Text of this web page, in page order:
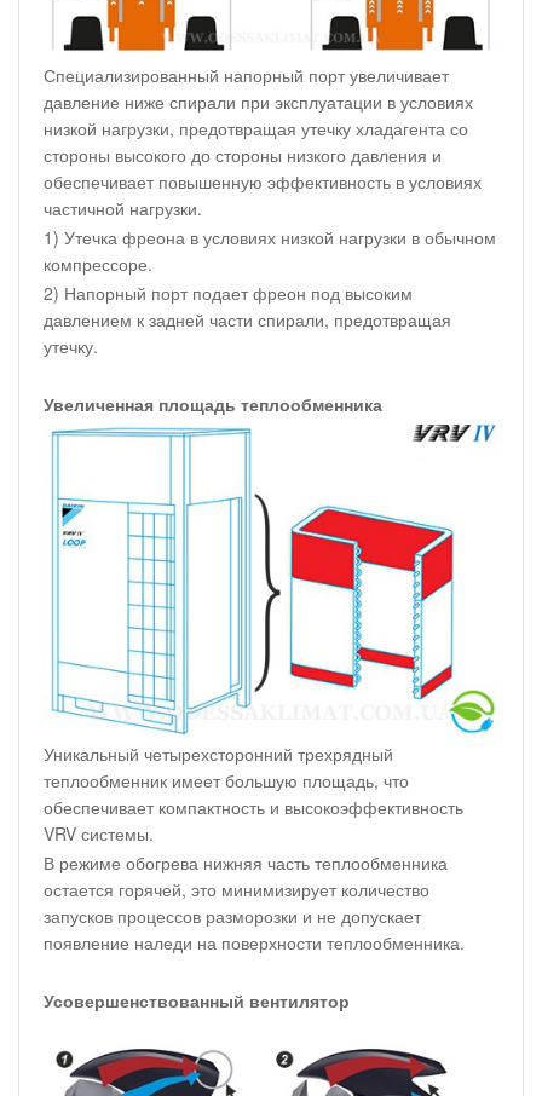
Специализированный напорный порт увеличивает
давление ниже спирали при эксплуатации в условиях
низкой нагрузки, предотвращая утечку хладагента со
стороны высокого до стороны низкого давления и
обеспечивает повышенную эффективность в условиях
частичной нагрузки.
1) Утечка фреона в условиях низкой нагрузки в обычном
компрессоре.
2) Напорный порт подает фреон под высоким
давлением к задней части спирали, предотвращая
утечку.
Увеличенная площадь теплообменника
Уникальный четырехсторонний трехрядный
теплообменник имеет большую площадь, что
обеспечивает компактность и высокоэффективность
VRV системы.
В режиме обогрева нижняя часть теплообменника
остается горячей, это минимизирует количество
запусков процессов разморозки и не допускает
появление наледи на поверхности теплообменника.
Усовершенствованный вентилятор